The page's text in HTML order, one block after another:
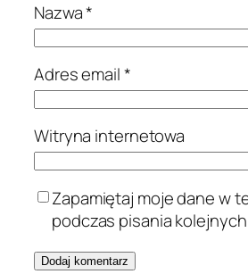
Nazwa*
Adres email*
Witryna internetowa
Zapamiętaj moje dane w
podczas pisania